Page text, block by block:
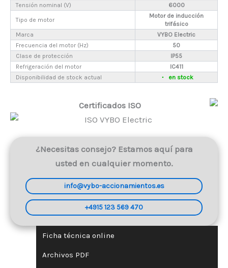
Tensión nominal (V)
6000
Tipo de motor
Motor de inducción
trifásico
Marca
VYBO Electric
Frecuencia del motor (Hz)
50
Clase de protección
IP55
Refrigeración del motor
IC411
Disponibilidad de stock actual
en stock
Certificados ISO
¿Necesitas consejo? Estamos aquí para
usted en cualquier momento.
info@vybo-accionamientos.es
+4915 123 569 470
Ficha técnica online
Archivos PDF